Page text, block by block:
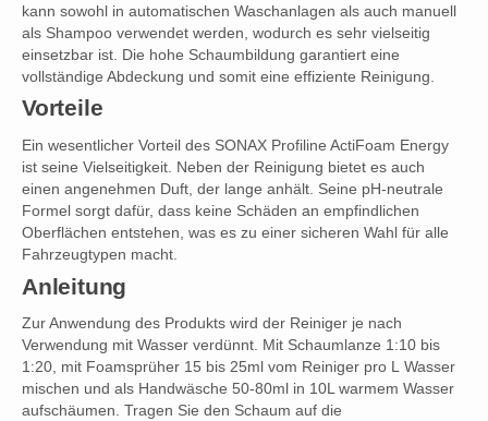
kann sowohl in automatischen Waschanlagen als auch manuell
als Shampoo verwendet werden, wodurch es sehr vielseitig
einsetzbar ist. Die hohe Schaumbildung garantiert eine
vollständige Abdeckung und somit eine effiziente Reinigung.
Vorteile
Ein wesentlicher Vorteil des SONAX Profiline ActiFoam Energy
ist seine Vielseitigkeit. Neben der Reinigung bietet es auch
einen angenehmen Duft, der lange anhält. Seine pH-neutrale
Formel sorgt dafür, dass keine Schäden an empfindlichen
Oberflächen entstehen, was es zu einer sicheren Wahl für alle
Fahrzeugtypen macht.
Anleitung
Zur Anwendung des Produkts wird der Reiniger je nach
Verwendung mit Wasser verdünnt. Mit Schaumlanze 1:10 bis
1:20, mit Foamsprüher 15 bis 25ml vom Reiniger pro L Wasser
mischen und als Handwäsche 50-80ml in 10L warmem Wasser
aufschäumen. Tragen Sie den Schaum auf die